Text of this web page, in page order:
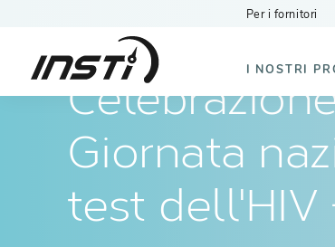
Per i fornitori
INSTI I NOSTRI
Giornata
test dell'HIV